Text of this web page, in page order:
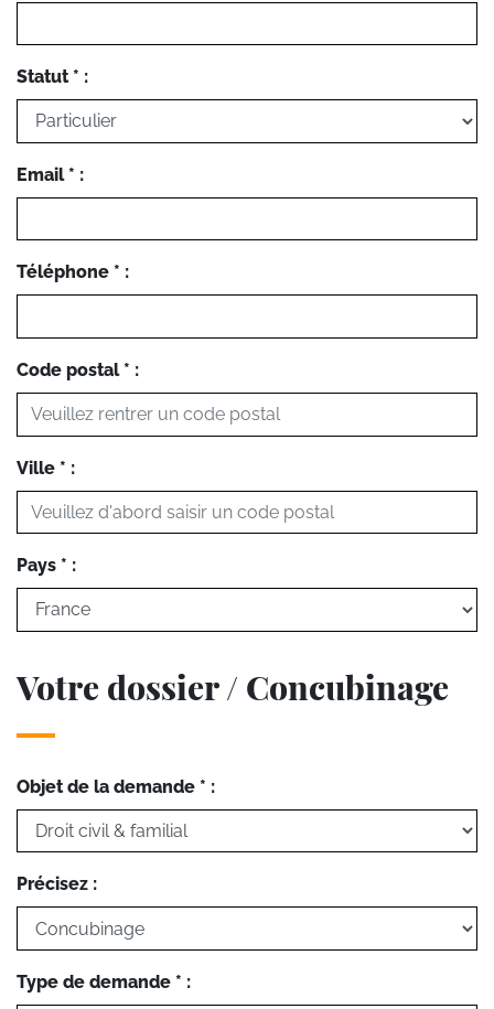
Statut * :
Email * :
Téléphone * :
Code postal * :
Ville * :
Pays * :
Votre dossier / Concubinage
Objet de la demande * :
Précisez :
Type de demande * :